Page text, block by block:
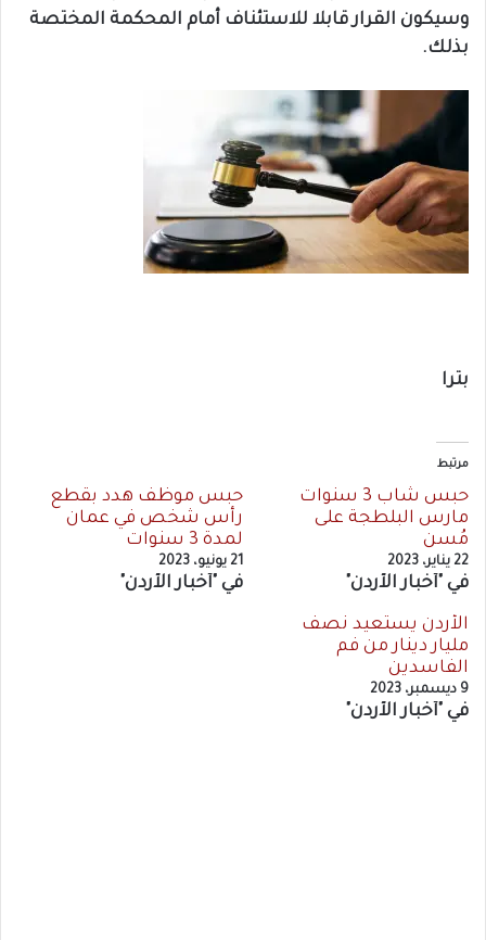
وسيكون القرار قابلا للاستئناف أمام المحكمة المختصة
بذلك.
بترا
مرتبط
حبس شاب 3 سنوات
مارس البلطجة على
مُسن
22 يناير، 2023
في "أخبار الأردن"
حبس موظف هدد بقطع
رأس شخص في عمان
لمدة 3 سنوات
21 يونيو، 2023
في "أخبار الأردن"
الأردن يستعيد نصف
مليار دينار من فم
الفاسدين
9 ديسمبر، 2023
في "أخبار الأردن"